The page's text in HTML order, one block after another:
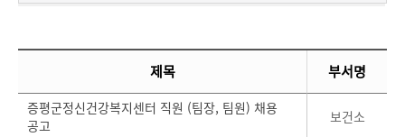
[대표]시험/채용정보 게시글 목록에 대하여 게시글의 순번과 제목, 부서명, 등록일, 조회, 첨부파일 정보를 제공합니다.
제목 부서명
증평군정신건강복지센터 직원 (팀장, 팀원) 채용
공고
보건소